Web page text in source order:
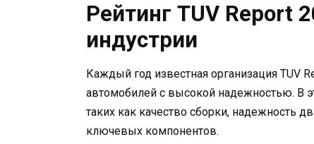
Рейтинг TUV Report
индустрии
Каждый год известная организация TUV
автомобилей с высокой надежностью. В
таких как качество сборки, надежность
ключевых компонентов.